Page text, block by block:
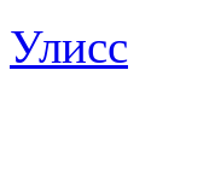
Улисс